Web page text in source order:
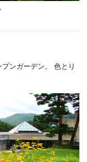
ンガーデン。 色とり